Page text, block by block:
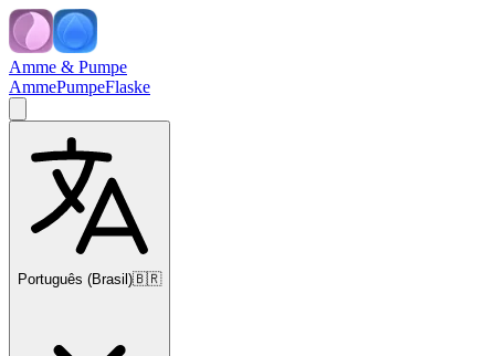
Amme & Pumpe
AmmePumpeFlaske
Português (Brasil)🇧🇷